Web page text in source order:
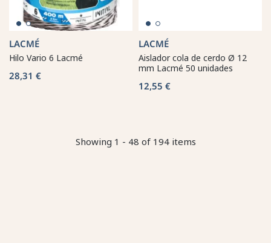
LACMÉ
Hilo Vario 6 Lacmé
28,31 €
LACMÉ
Aislador cola de cerdo Ø 12
mm Lacmé 50 unidades
12,55 €
Showing 1 - 48 of 194 items